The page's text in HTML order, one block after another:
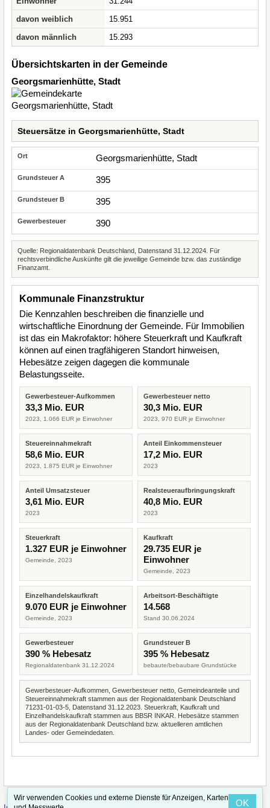
davon weiblich
15.951
davon männlich
15.293
Übersichtskarten in der Gemeinde
Georgsmarienhütte, Stadt
Steuersätze in Georgsmarienhütte, Stadt
Georgsmarienhütte, Stadt
395
395
390
Quelle: Regionaldatenbank Deutschland, Datenstand 31.12.2024. Für
rechtsverbindliche Auskünfte gilt die jeweilige Gemeinde bzw. das zuständige
Finanzamt.
Kommunale Finanzstruktur
Die Kennzahlen beschreiben die finanzielle und
wirtschaftliche Einordnung der Gemeinde. Für Immobilien
ist das ein Makrofaktor: höhere Steuerkraft und Kaufkraft
können auf einen tragfähigeren Standort hinweisen,
Hebesätze zeigen dagegen die kommunale
Belastungsseite.
Gewerbesteuer-Aufkommen
33,3 Mio. EUR
2023, 1.066 EUR je Einwohner
Gewerbesteuer netto
30,3 Mio. EUR
2023, 970 EUR je Einwohner
Steuereinnahmekraft
58,6 Mio. EUR
2023, 1.875 EUR je Einwohner
Anteil Einkommensteuer
17,2 Mio. EUR
2023
Anteil Umsatzsteuer
3,61 Mio. EUR
2023
Realsteueraufbringungskraft
40,8 Mio. EUR
2023
Steuerkraft
1.327 EUR je Einwohner
Gemeinde, 2023
Kaufkraft
29.735 EUR je
Einwohner
Gemeinde, 2023
Einzelhandelskaufkraft
9.070 EUR je Einwohner
Gemeinde, 2023
Arbeitsort-Beschäftigte
14.568
Stand 30.06.2024
Gewerbesteuer
390 % Hebesatz
Regionaldatenbank 31.12.2024
Grundsteuer B
395 % Hebesatz
bebaute/bebaubare Grundstücke
Gewerbesteuer-Aufkommen, Gewerbesteuer netto, Gemeindeanteile und
Steuereinnahmekraft stammen aus der Regionaldatenbank Deutschland
71231-01-03-5, Datenstand 31.12.2023. Steuerkraft, Kaufkraft und
Einzelhandelskaufkraft stammen aus BBSR INKAR. Hebesätze stammen
aus der Regionaldatenbank Deutschland bzw. aktuelleren amtlichen
Landes- oder Gemeindedaten.
Wir verwenden Cookies und externe Dienste für Anzeigen, Karten
OK